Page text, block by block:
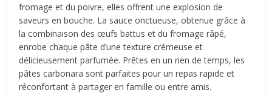
fromage et du poivre, elles offrent une explosion de
saveurs en bouche. La sauce onctueuse, obtenue grâce à
la combinaison des œufs battus et du fromage râpé,
enrobe chaque pâte d’une texture crémeuse et
délicieusement parfumée. Prêtes en un rien de temps, les
pâtes carbonara sont parfaites pour un repas rapide et
réconfortant à partager en famille ou entre amis.